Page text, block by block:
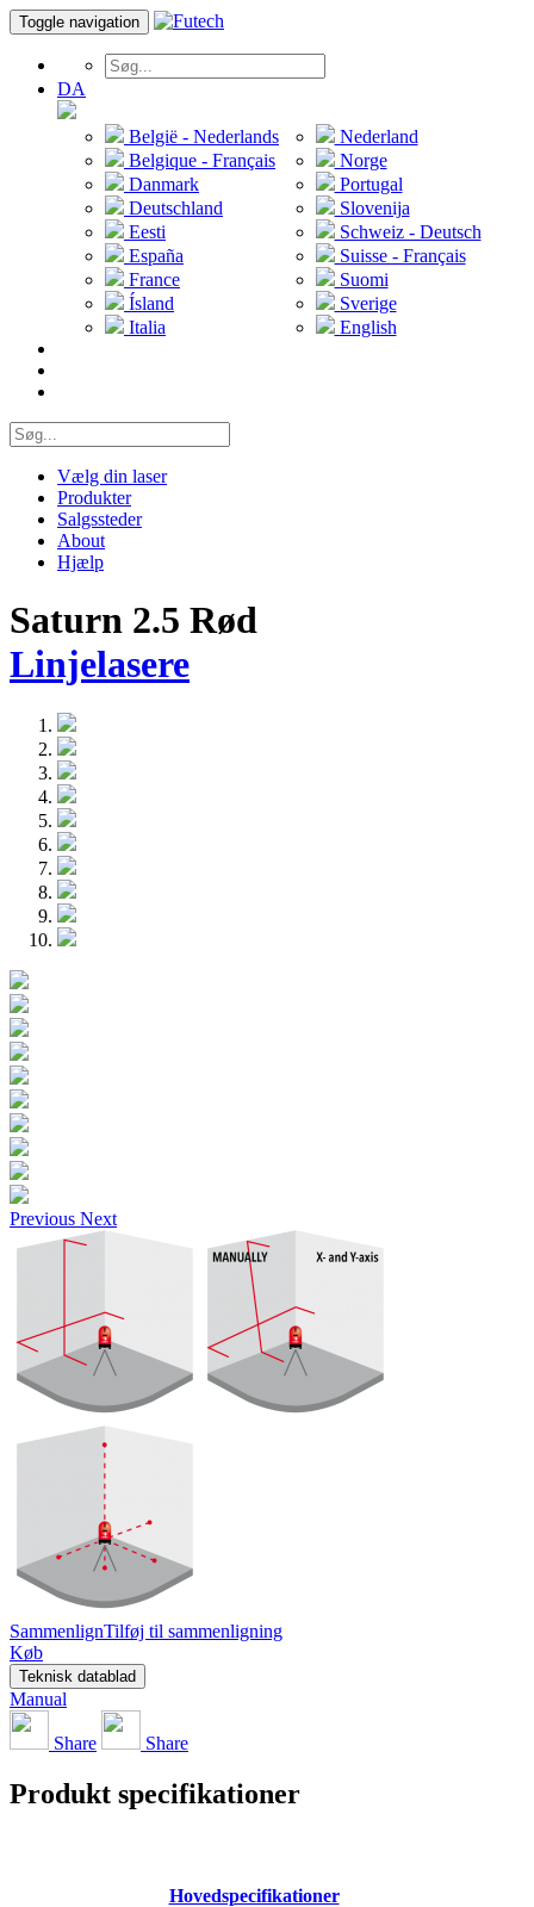
Toggle navigation
DA
België - Nederlands
Belgique - Français
Danmark
Deutschland
Eesti
España
France
Ísland
Italia
Nederland
Norge
Portugal
Slovenija
Schweiz - Deutsch
Suisse - Français
Suomi
Sverige
English
Vælg din laser
Produkter
Salgssteder
About
Hjælp
Saturn 2.5 Rød
Linjelasere
Previous Next
SammenlignTilføj til sammenligning
Køb
Teknisk datablad
Manual
Share Share
Produkt specifikationer
Hovedspecifikationer